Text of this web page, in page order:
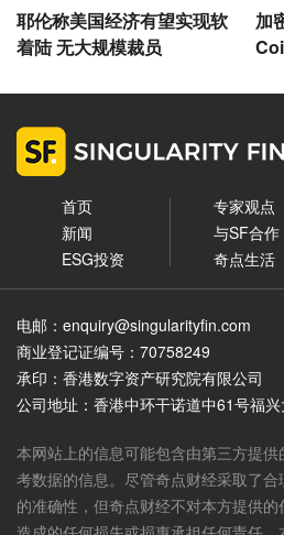
耶伦称美国经济有望实现软
着陆 无大规模裁员
加
首页
新闻
ESG投资
专家观点
与SF合作
奇点生活
电邮：enquiry@singularityfin.com
商业登记证编号：70758249
承印：香港数字资产研究院有限公司
公司地址：香港中环干诺道中61号福
本网站上的信息可能包含由第三方提
考数据的信息。尽管奇点财经采取了
的准确性，但奇点财经不对本方提供